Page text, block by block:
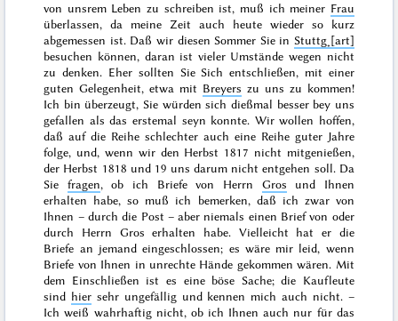
von unsrem Leben zu schreiben ist, muß ich meiner Frau
überlassen, da meine Zeit auch heute wieder so kurz
abgemessen ist. Daß wir diesenSommer Sie in Stuttg˖[art]
besuchen können, daran ist vieler Umstände wegen nicht
zu denken. Eher sollten Sie Sich entschließen, mit einer
guten Gelegenheit, etwa mit Breyers zu uns zu kommen!
Ich bin überzeugt, Sie würden sich dießmal besser bey uns
gefallen als das erstemal seyn konnte. Wir wollen hoffen,
daß auf die Reihe schlechter auch eine Reihe guter Jahre
folge, und, wenn wir den Herbst 1817 nicht mitgenießen,
der Herbst 1818 und 19 unsdarum nicht entgehen soll. Da
Sie fragen, ob ich Briefe von Herrn Gros und Ihnen
erhalten habe, so muß ich bemerken, daß ich zwar von
Ihnen – durch die Post – aber niemals einen Brief von oder
durch Herrn Gros erhalten habe. Vielleicht hat er die
Briefe an jemand eingeschlossen; es wäre mir leid, wenn
Briefe von Ihnen in unrechte Hände gekommen wären. Mit
dem Einschließen ist es eine böse Sache; die Kaufleute
sind hier sehr ungefällig und kennen mich auch nicht. –
Ich weiß wahrhaftig nicht, ob ich Ihnen auch nur für das